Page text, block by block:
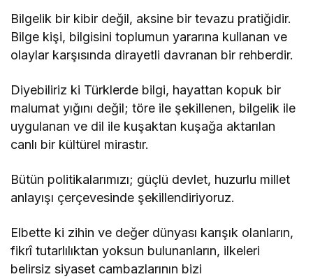
Bilgelik bir kibir değil, aksine bir tevazu pratiğidir.
Bilge kişi, bilgisini toplumun yararına kullanan ve
olaylar karşısında dirayetli davranan bir rehberdir.
Diyebiliriz ki Türklerde bilgi, hayattan kopuk bir
malumat yığını değil; töre ile şekillenen, bilgelik ile
uygulanan ve dil ile kuşaktan kuşağa aktarılan
canlı bir kültürel mirastır.
Bütün politikalarımızı; güçlü devlet, huzurlu millet
anlayışı çerçevesinde şekillendiriyoruz.
Elbette ki zihin ve değer dünyası karışık olanların,
fikrî tutarlılıktan yoksun bulunanların, ilkeleri
belirsiz siyaset cambazlarının bizi